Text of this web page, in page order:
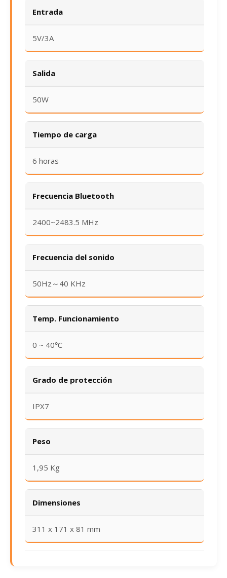
Entrada
5V/3A
Salida
50W
Tiempo de carga
6 horas
Frecuencia Bluetooth
2400~2483.5 MHz
Frecuencia del sonido
50Hz～40 KHz
Temp. Funcionamiento
0 ~ 40℃
Grado de protección
IPX7
Peso
1,95 Kg
Dimensiones
311 x 171 x 81 mm